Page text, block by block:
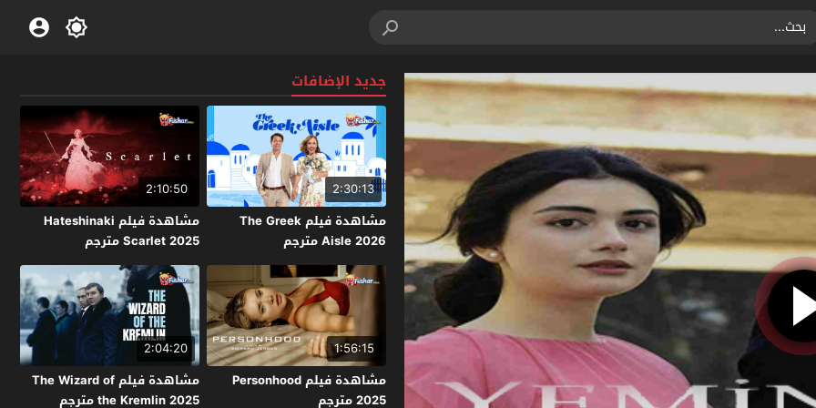
جديد الإضافات
2:30:13
مشاهدة فيلم The Greek
Aisle 2026 مترجم
2:10:50
مشاهدة فيلم Hateshinaki
Scarlet 2025 مترجم
1:56:15
مشاهدة فيلم Personhood
2025 مترجم
2:04:20
مشاهدة فيلم The Wizard of
the Kremlin 2025 مترجم